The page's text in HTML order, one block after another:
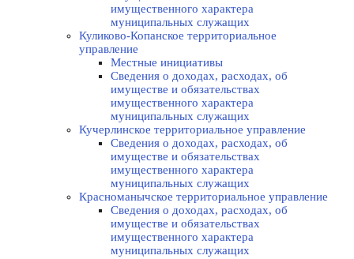
имущественного характера
муниципальных служащих
Куликово-Копанское территориальное
управление
Местные инициативы
Сведения о доходах, расходах, об
имуществе и обязательствах
имущественного характера
муниципальных служащих
Кучерлинское территориальное управление
Сведения о доходах, расходах, об
имуществе и обязательствах
имущественного характера
муниципальных служащих
Красноманычское территориальное управление
Сведения о доходах, расходах, об
имуществе и обязательствах
имущественного характера
муниципальных служащих